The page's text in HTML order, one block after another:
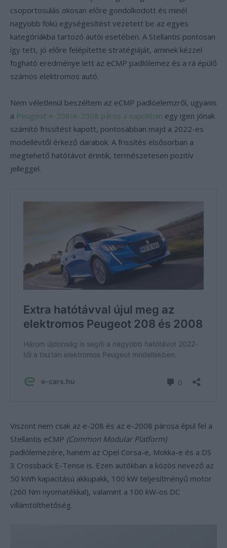
csoportosulás okosan előre gondolkodott és minél
nagyobb fokú egységesítést vezetett be az egyes
kategóriákba tartozó autói esetében. A Stellantis pontosan
így tett, jó előre felépítette stratégiáját, aminek kézzel
fogható eredménye lett az eCMP padlólemez és a rá épülő
számos elektromos autó.
Nem véletlenül beszéltem az eCMP padlóelemzről, ugyanis
a Peugeot e-208/e-2008 páros a napokban egy igen jónak
számító frissítést kapott, pontosabban majd a 2022-es
modellévtől érkező darabok. A frissítés elsősorban a
megtehető hatótávot érintik, természetesen pozitív
jelleggel.
Viszont nem csak az e-208 és az e-2008 párosa épül fel a
Stellantis eCMP (Common Modular Platform)
padlólemezére, hanem az Opel Corsa-e, Mokka-e és a DS
3 Crossback E-Tense is. Ezen autókban a közös nevező az
50 kWh kapacitású akkupakk, 100 kW teljesítményű motor
(260 Nm nyomatékkal), valamint a 100 kW-os DC
villámtölthetőség.